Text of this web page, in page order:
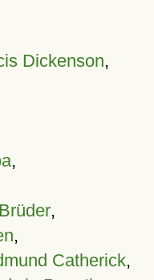
Dickenson,
,
,
,
Catherick,